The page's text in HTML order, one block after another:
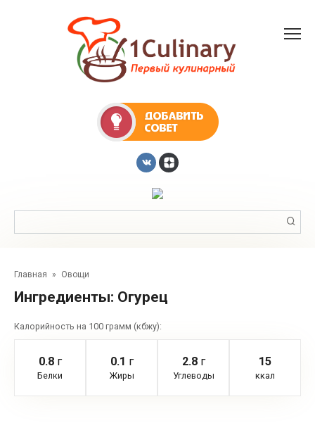
Главная » Овощи
Ингредиенты: Огурец
Калорийность на 100 грамм (кбжу):
0.8г
Белки
0.1 г
Жиры
2.8г
Углеводы
15
ккал